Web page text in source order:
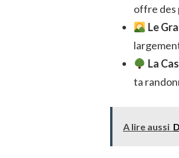
offre des
Le
La
ta
A lire aussi